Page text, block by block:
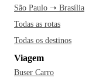
São Paulo ➝ Brasília
Todas as rotas
Todas os destinos
Viagem
Buser Carro